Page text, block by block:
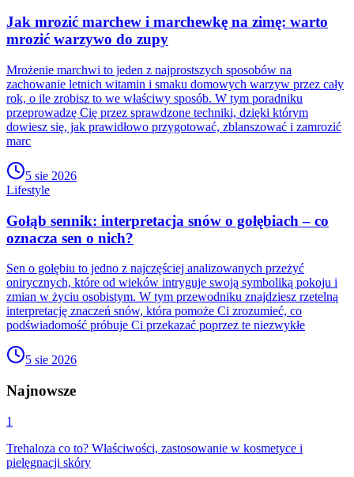
Jak mrozić marchew i marchewkę na zimę: warto
mrozić warzywo do zupy
Mrożenie marchwi to jeden z najprostszych sposobów na
zachowanie letnich witamin i smaku domowych warzyw przez cały
rok, o ile zrobisz to we właściwy sposób. W tym poradniku
przeprowadzę Cię przez sprawdzone techniki, dzięki którym
dowiesz się, jak prawidłowo przygotować, zblanszować i zamrozić
marc
5 sie 2026
Lifestyle
Gołąb sennik: interpretacja snów o gołębiach – co
oznacza sen o nich?
Sen o gołębiu to jedno z najczęściej analizowanych przeżyć
onirycznych, które od wieków intryguje swoją symboliką pokoju i
zmian w życiu osobistym. W tym przewodniku znajdziesz rzetelną
interpretację znaczeń snów, która pomoże Ci zrozumieć, co
podświadomość próbuje Ci przekazać poprzez te niezwykłe
5 sie 2026
Najnowsze
1
Trehaloza co to? Właściwości, zastosowanie w kosmetyce i
pielęgnacji skóry